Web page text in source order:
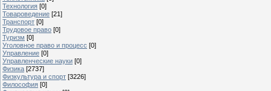
Технология [0]
Товароведение [21]
Транспорт [0]
Трудовое право [0]
Туризм [0]
Уголовное право и процесс [0]
Управление [0]
Управленческие науки [0]
Физика [2737]
Физкультура и спорт [3226]
Философия [0]